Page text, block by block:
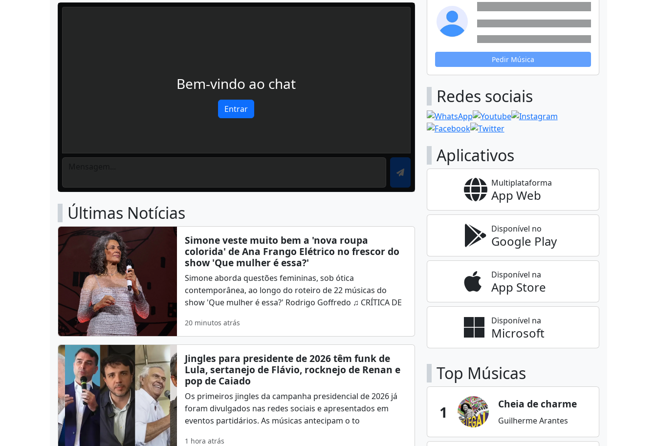
Bem-vindo ao chat
Entrar
Últimas Notícias
Simone veste muito bem a 'nova roupa
colorida' de Ana Frango Elétrico no frescor do
show 'Que mulher é essa?'
Simone aborda questões femininas, sob ótica
contemporânea, ao longo do roteiro de 22 músicas do
show 'Que mulher é essa?' Rodrigo Goffredo ♫ CRÍTICA DE
20 minutos atrás
Jingles para presidente de 2026 têm funk de
Lula, sertanejo de Flávio, rocknejo de Renan e
pop de Caiado
Os primeiros jingles da campanha presidencial de 2026 já
foram divulgados nas redes sociais e apresentados em
eventos partidários. As músicas antecipam o to
1 hora atrás
Pedir Música
Redes sociais
Aplicativos
Multiplataforma
App Web
Disponível no
Google Play
Disponível na
App Store
Disponível na
Microsoft
Top Músicas
1 Cheia de charme
Guilherme Arantes